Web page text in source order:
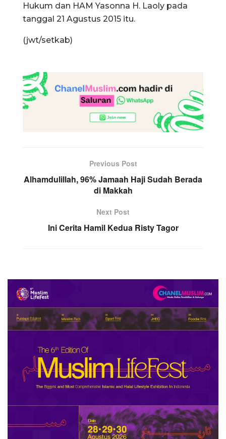
Hukum dan HAM Yasonna H. Laoly pada
tanggal 21 Agustus 2015 itu.
(jwt/setkab)
Previous Post
Alhamdulillah, 96% Jamaah Haji Sudah Berada
di Makkah
Next Post
Ini Cerita Hamil Kedua Risty Tagor